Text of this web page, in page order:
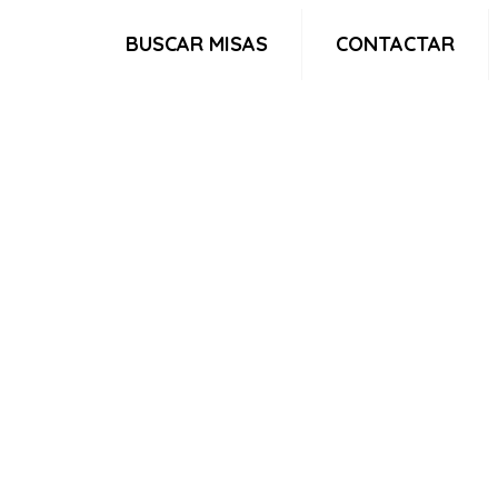
BUSCAR MISAS CONTACTAR